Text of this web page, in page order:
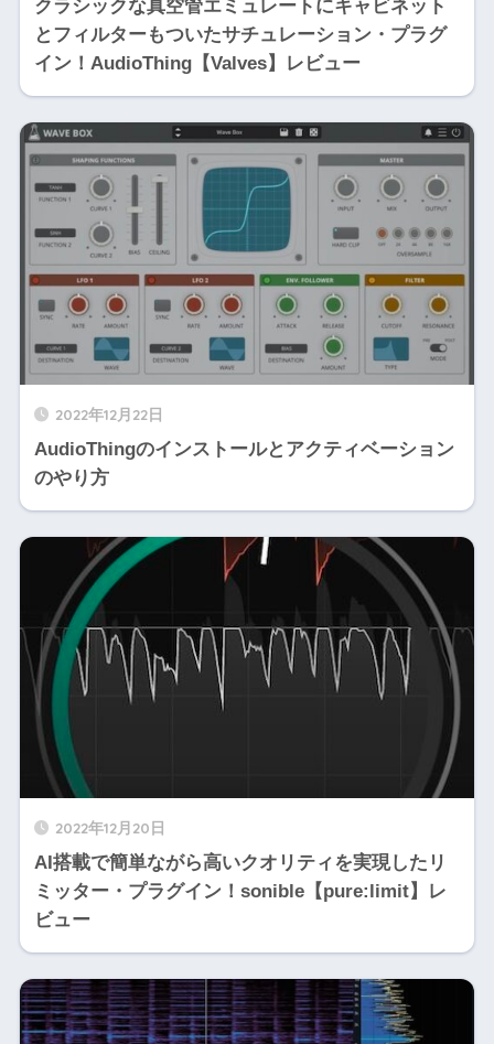
クラシックな真空管エミュレートにキャビネット
とフィルターもついたサチュレーション・プラグ
イン！AudioThing【Valves】レビュー
2022年12月22日
AudioThingのインストールとアクティベーション
のやり方
2022年12月20日
AI搭載で簡単ながら高いクオリティを実現したリ
ミッター・プラグイン！sonible【pure:limit】レ
ビュー